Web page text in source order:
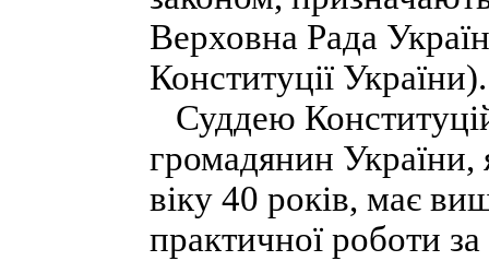
Верховна Рада
Конституції України).
Суддею
громадянин України,
віку 40 років, має
практичної роботи